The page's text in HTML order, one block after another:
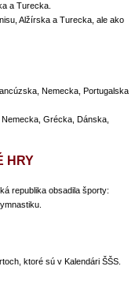
a Turecka.
Alžírska a Turecka, ale ako
Nemecka, Portugalska
Grécka, Dánska,
HRY
republika obsadila športy:
ktoré sú v Kalendári ŠŠS.